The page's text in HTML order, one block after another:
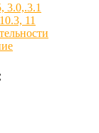
3.0,.3.1
11